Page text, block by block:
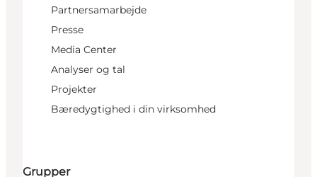
Partnersamarbejde
Presse
Media Center
Analyser og tal
Projekter
Bæredygtighed i din virksomhed
Grupper